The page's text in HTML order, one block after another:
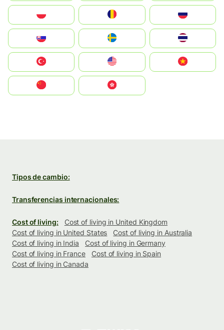
United States
中國香港特別行政區
Tipos de cambio:
Transferencias internacionales:
Cost of living:
Cost of living in United Kingdom
Cost of living in United States
Cost of living in Australia
Cost of living in India
Cost of living in Germany
Cost of living in France
Cost of living in Spain
Cost of living in Canada